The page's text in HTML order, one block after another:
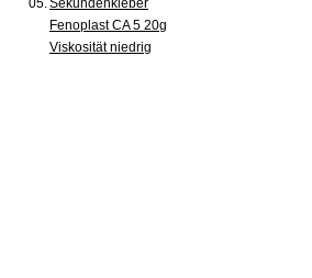
05.Sekundenkleber
Fenoplast CA 5 20g
Viskosität niedrig